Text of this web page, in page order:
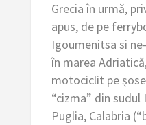
Grecia în urmă,
apus, de pe
Igoumenitsa si
în marea
motociclit pe
“cizma” din
Puglia, Calabria